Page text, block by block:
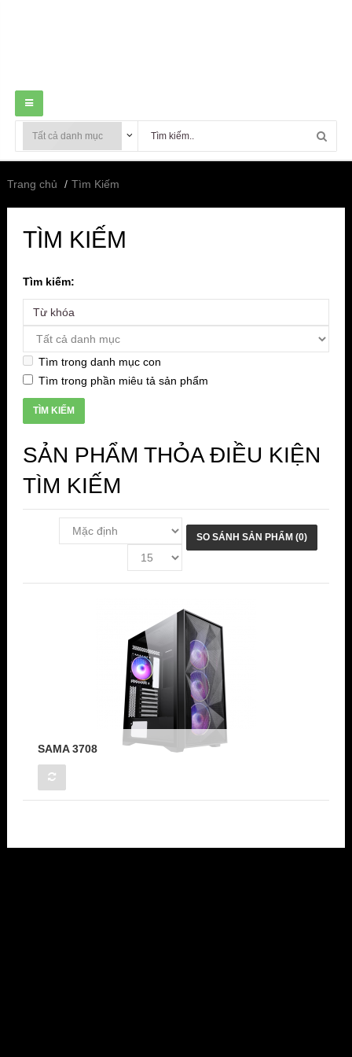
Trang chủ Tìm Kiếm
TÌM KIẾM
Tìm kiếm:
Tìm trong danh mục con
Tìm trong phần miêu tả sản phẩm
SẢN PHẨM THỎA ĐIỀU KIỆN
TÌM KIẾM
SO SÁNH SẢN PHẨM (0)
SAMA 3708